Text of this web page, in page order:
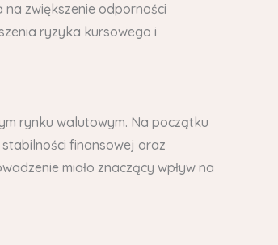
zwiększenie odporności
ryzyka kursowego i
rynku walutowym. Na początku
stabilności finansowej oraz
miało znaczący wpływ na